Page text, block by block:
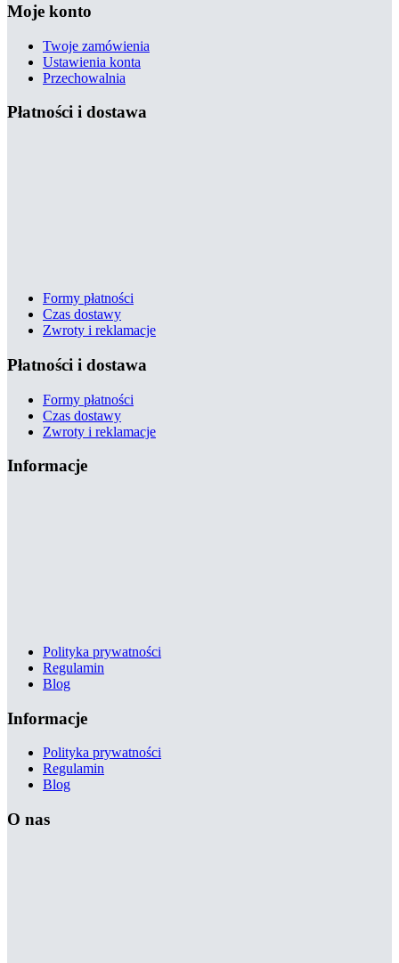
Moje konto
Twoje zamówienia
Ustawienia konta
Przechowalnia
Płatności i dostawa
Formy płatności
Czas dostawy
Zwroty i reklamacje
Płatności i dostawa
Formy płatności
Czas dostawy
Zwroty i reklamacje
Informacje
Polityka prywatności
Regulamin
Blog
Informacje
Polityka prywatności
Regulamin
Blog
O nas